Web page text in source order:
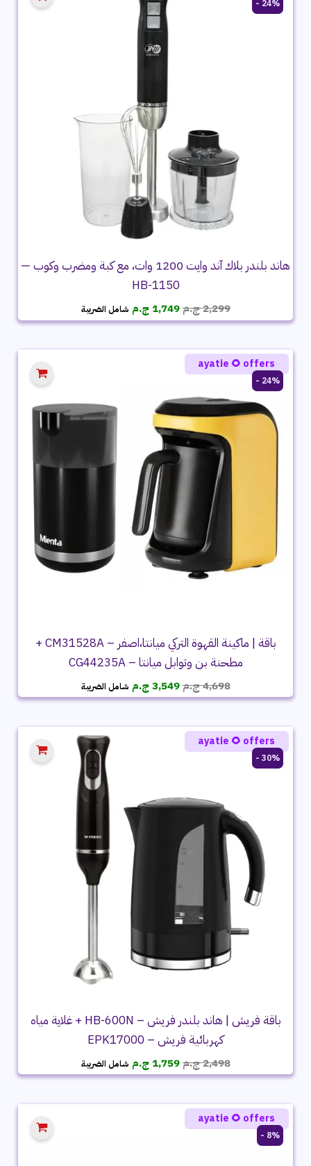
24% -
هاند بلندر بلاك آند وايت 1200 وات، مع كبة ومضرب وكوب —
HB-1150
2,299ج.مالسعر
الأصلي
2,299 ج.م.
1,749 ج.م السعر
الحالي
1,749 ج.م.
شامل الضريبة
24% -
باقة | ماكينة القهوة التركي ميانتا،اصفر – CM31528A +
مطحنة بن وتوابل ميانتا – CG44235A
4,698ج.مالسعر
الأصلي
4,698 ج.م.
3,549 ج.م السعر
الحالي
3,549 ج.م.
شامل الضريبة
ayatie 🌻 offers
30% -
باقة فريش | هاند بلندر فريش – HB-600N + غلاية مياه
كهربائية فريش – EPK17000
2,498ج.مالسعر
الأصلي
2,498 ج.م.
1,759 ج.م السعر
الحالي
1,759 ج.م.
شامل الضريبة
ayatie 🌻 offers
8% -
ayatie 🌻 offers